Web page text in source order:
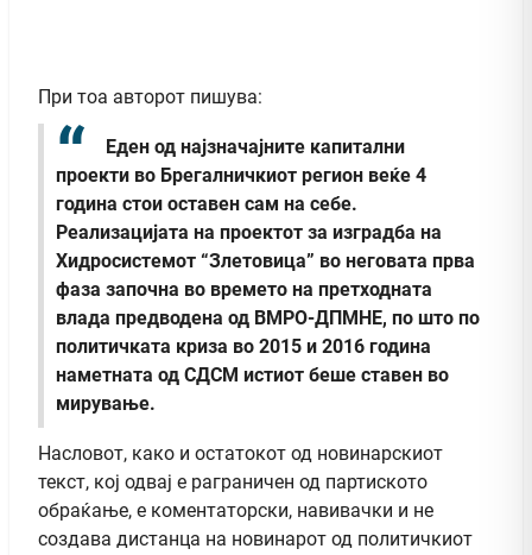
При тоа авторот пишува:
Еден од најзначајните капитални
проекти во Брегалничкиот регион веќе 4
година стои оставен сам на себе.
Реализацијата на проектот за изградба на
Хидросистемот “Злетовица” во неговата прва
фаза започна во времето на претходната
влада предводена од ВМРО-ДПМНЕ, по што по
политичката криза во 2015 и 2016 година
наметната од СДСМ истиот беше ставен во
мирување.
Насловот, како и остатокот од новинарскиот
текст, кој одвај е раграничен од партиското
обраќање, е коментаторски, навивачки и не
создава дистанца на новинарот од политичкиот